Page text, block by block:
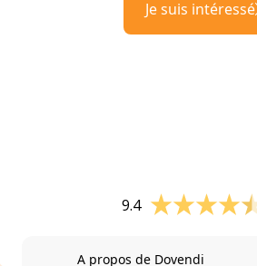
Je suis intéressé
9.4
A propos de Dovendi